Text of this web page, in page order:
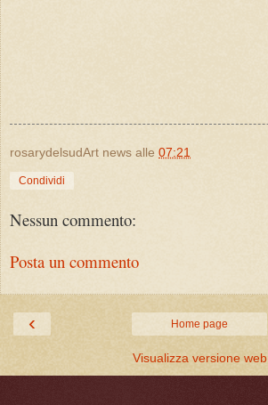
rosarydelsudArt news alle 07:21
Condividi
Nessun commento:
Posta un commento
‹ Home page
Visualizza versione web